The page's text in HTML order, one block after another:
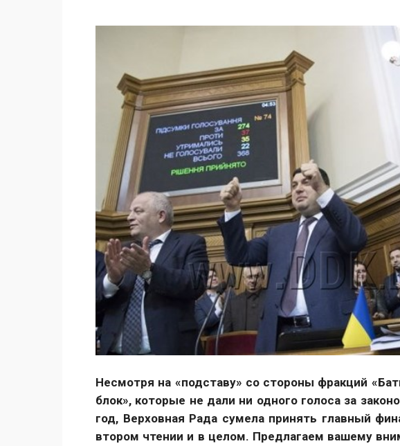
Несмотря на «подставу» со стороны фракций
блок», которые не дали ни одного голоса за
год, Верховная Рада сумела принять главный
втором чтении и в целом. Предлагаем вашему